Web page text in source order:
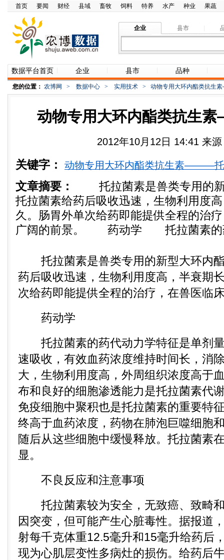
首页 要闻 财经 县域 畜牧 饲料 特养 水产 种业 果蔬
企业 县市
数据平台首页 企业 县市 品种
您的位置： 农博网 > 数据中心 > 实用技术 > 动物专用大环内酯类抗生
动物专用大环内酯类抗生
2012年10月12日 14:41 来
关键字： 动物专用大环内酯类抗生素———
文章摘要：
托拉菌素是兽类专用的新
托拉菌素给药后吸收迅速，生物利用度
久。肠胃外单次给药即能提供全程的治
广阔的前景。 药动学 托拉菌素的
托拉菌素是兽类专用的新型大环内酯
药后吸收迅速，生物利用度高，半衰期
次给药即能提供全程的治疗，在兽医临
药动学
托拉菌素的药代动力学特征是单剂量
速吸收，有效血药浓度维持时间长，消
大，生物利用度高，外周组织浓度高于
布和良好的细胞渗透能力是托拉菌素代
免疫细胞中聚积也是托拉菌素的重要特
终高于血药浓度，药物在肺泡巨噬细胞
随后从这些细胞中缓慢释放。托拉菌素
显。
不良反应和注意事项
托拉菌素较为安全，无致癌、致畸和
因突变，但可能产生心脏毒性。据报道
射每千克体重12.5毫升和15毫升给药后
现为心肌层变性多病灶的损伤。给药后